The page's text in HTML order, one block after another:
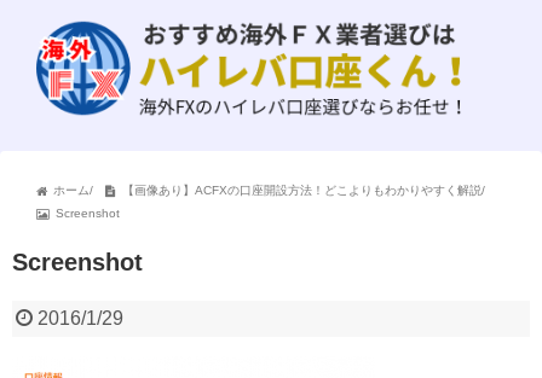
ホーム/ 【画像あり】ACFXの口座開設方法！どこよりもわかりやすく解説/
Screenshot
Screenshot
2016/1/29